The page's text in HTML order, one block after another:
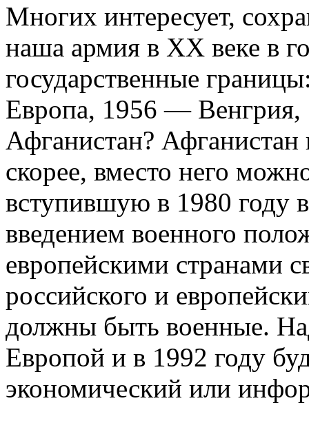
Многих интересует,
наша армия в XX веке в
государственные
Европа, 1956 —
Афганистан? Афганистан
скорее, вместо него
вступившую в 1980 году
введением военного
европейскими странами
российского и
должны быть военные.
Европой и в 1992 году
экономический или